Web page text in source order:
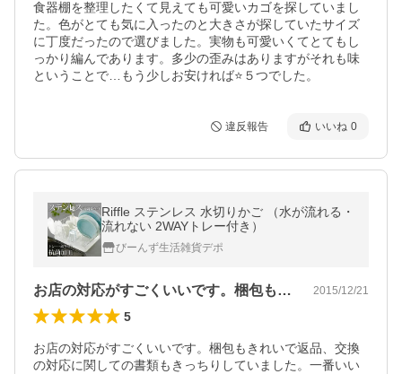
食器棚を整理したくて見えても可愛いカゴを探していまし
た。色がとても気に入ったのと大きさが探していたサイズ
に丁度だったので選びました。実物も可愛いくてとてもし
っかり編んであります。多少の歪みはありますがそれも味
ということで…もう少しお安ければ⭐️５つでした。
違反報告 いいね 0
Riffle ステンレス 水切りかご （水が流れる・
流れない 2WAYトレー付き）
びーんず生活雑貨デポ
お店の対応がすごくいいです。梱包もきれ… 2015/12/21
5
お店の対応がすごくいいです。梱包もきれいで返品、交換
の対応に関しての書類もきっちりしていました。一番いい